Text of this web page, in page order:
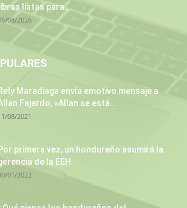
listas para...
08/2026
Maradiaga envía emotivo mensaje a
Fajardo, «Allan se está...
08/2021
primera vez, un hondureño asumirá la
de la EEH
01/2022